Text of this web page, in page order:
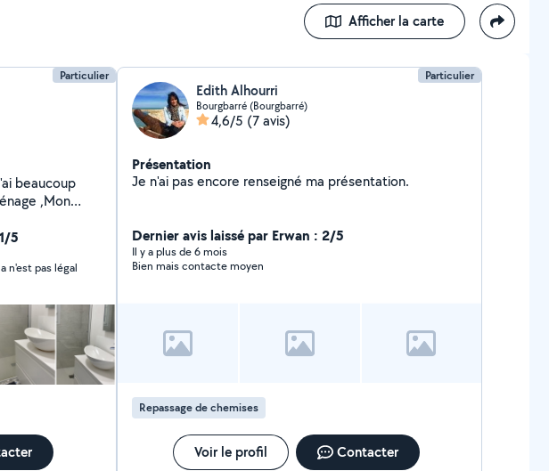
Afficher la carte
Particulier
beaucoup
,Mon
5
n'est pas légal
Particulier
Edith Alhourri
Bourgbarré (Bourgbarré)
4,6/5 (7 avis)
Présentation
Je n'ai pas encore renseigné ma présentation.
Dernier avis laissé par Erwan : 2/5
Il y a plus de 6 mois
Bien mais contacte moyen
Repassage de chemises
Voir le profil Contacter